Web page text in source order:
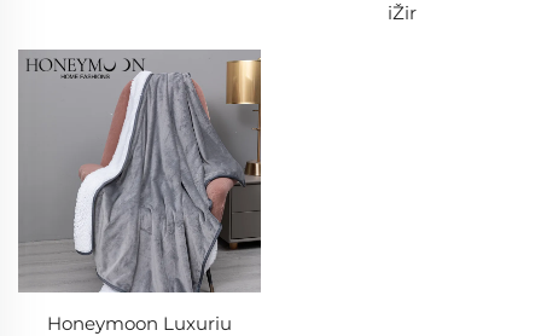
iŽir
Honeymoon Luxuriu